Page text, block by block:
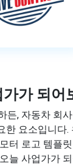
가 되어
든, 자동차 회
한 요소입니다.
터 로고 템플
늘 사업가가